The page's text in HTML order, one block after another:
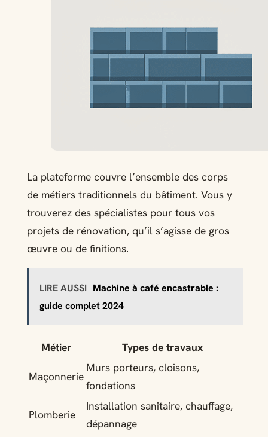
La plateforme couvre l’ensemble des corps
de métiers traditionnels du bâtiment. Vous y
trouverez des spécialistes pour tous vos
projets de rénovation, qu’il s’agisse de gros
œuvre ou de finitions.
LIRE AUSSI Machine à café encastrable :
guide complet 2024
Métier Types de travaux
Maçonnerie
Murs porteurs, cloisons,
fondations
Plomberie
Installation sanitaire, chauffage,
dépannage